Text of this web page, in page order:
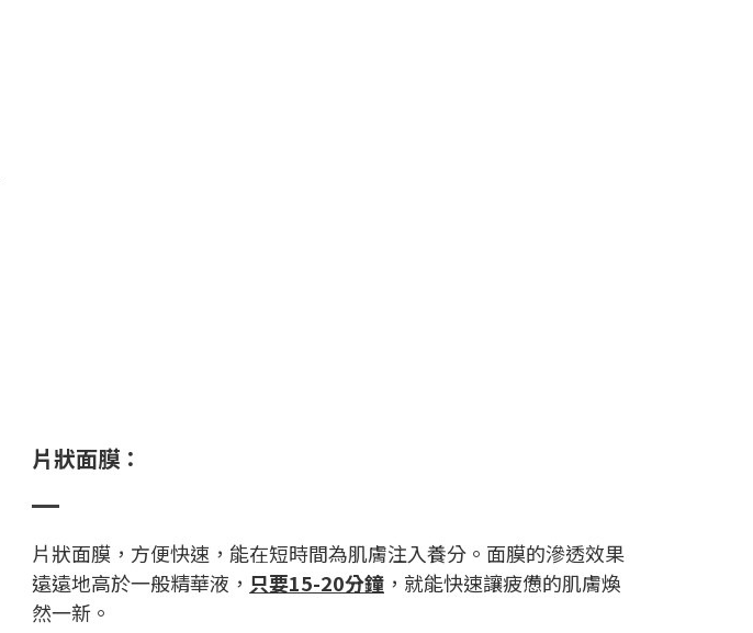
片狀面膜：
片狀面膜，方便快速，能在短時間為肌膚注入養分。面膜的滲透效果
遠遠地高於一般精華液， 只要15-20分鐘 ，就能快速讓疲憊的肌膚煥
然一新。